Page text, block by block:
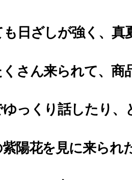
日ざしが強く、真
さん来られて、商
っくり話したり、
陽花を見に来られ